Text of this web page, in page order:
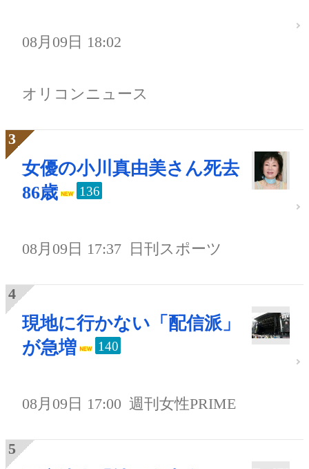
08月09日 18:02
オリコンニュース
女優の小川真由美さん死去
86歳
136
08月09日 17:37 日刊スポーツ
現地に行かない「配信派」
が急増
140
08月09日 17:00 週刊女性PRIME